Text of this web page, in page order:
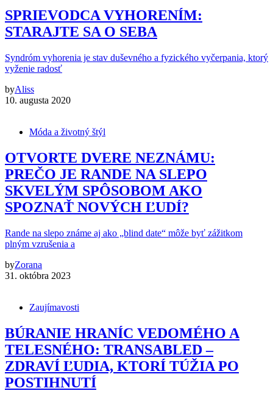
SPRIEVODCA VYHORENÍM:
STARAJTE SA O SEBA
Syndróm vyhorenia je stav duševného a fyzického vyčerpania, ktorý
vyženie radosť
byAliss
10. augusta 2020
Móda a životný štýl
OTVORTE DVERE NEZNÁMU:
PREČO JE RANDE NA SLEPO
SKVELÝM SPÔSOBOM AKO
SPOZNAŤ NOVÝCH ĽUDÍ?
Rande na slepo známe aj ako „blind date“ môže byť zážitkom
plným vzrušenia a
byZorana
31. októbra 2023
Zaujímavosti
BÚRANIE HRANÍC VEDOMÉHO A
TELESNÉHO: TRANSABLED –
ZDRAVÍ ĽUDIA, KTORÍ TÚŽIA PO
POSTIHNUTÍ